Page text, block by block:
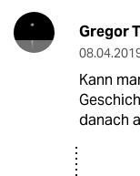
Gregor
Kann
danach